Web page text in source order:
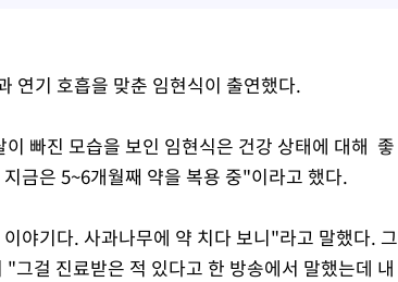
연기 호흡을 맞춘 임현식이 출연했다.
빠진 모습을 보인 임현식은 건강 상태에 대해 좋
금은 5~6개월째 약을 복용 중"이라고 했다.
야기다. 사과나무에 약 치다 보니"라고 말했다. 그
걸 진료받은 적 있다고 한 방송에서 말했는데 내